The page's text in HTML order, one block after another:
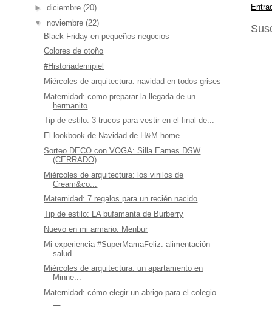
► diciembre (20)
▼ noviembre (22)
Black Friday en pequeños negocios
Colores de otoño
#Historiademipiel
Miércoles de arquitectura: navidad en todos grises
Maternidad: como preparar la llegada de un
hermanito
Tip de estilo: 3 trucos para vestir en el final de...
El lookbook de Navidad de H&M home
Sorteo DECO con VOGA: Silla Eames DSW
(CERRADO)
Miércoles de arquitectura: los vinilos de
Cream&co...
Maternidad: 7 regalos para un recién nacido
Tip de estilo: LA bufamanta de Burberry
Nuevo en mi armario: Menbur
Mi experiencia #SuperMamaFeliz: alimentación
salud...
Miércoles de arquitectura: un apartamento en
Minne...
Maternidad: cómo elegir un abrigo para el colegio
...